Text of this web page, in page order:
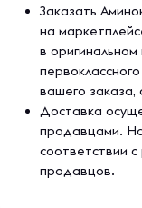
Заказать
на
в
вашего
Доставка
продавцами.
соответствии
продавцов.